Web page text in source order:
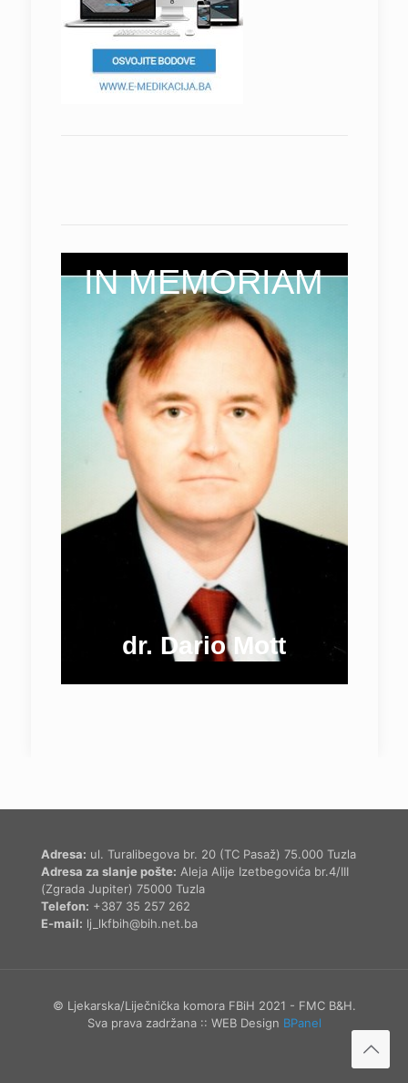
dr. Dario Mott
IN MEMORIAM
Adresa: ul. Turalibegova br. 20 (TC Pasaž) 75.000 Tuzla
Adresa za slanje pošte: Aleja Alije Izetbegovića br.4/III
(Zgrada Jupiter) 75000 Tuzla
Telefon: +387 35 257 262
E-mail: lj_lkfbih@bih.net.ba
© Ljekarska/Liječnička komora FBiH 2021 - FMC B&H.
Sva prava zadržana :: WEB Design BPanel